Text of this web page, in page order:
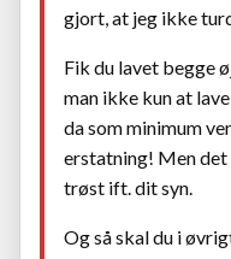
gjort, at jeg ikke
Fik du lavet begge
man ikke kun at
da som minimum
erstatning! Men
trøst ift. dit syn.
Og så skal du i